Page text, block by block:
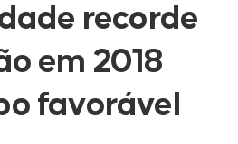
recorde
em 2018
favorável